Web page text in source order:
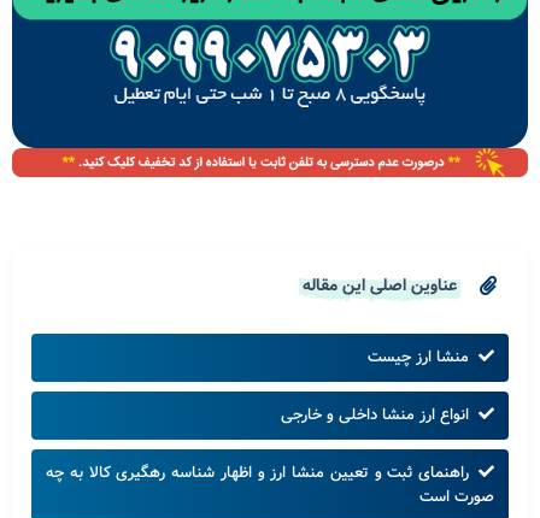
عناوین اصلی این مقاله
منشا ارز چیست
انواع ارز منشا داخلی و خارجی
راهنمای ثبت و تعیین منشا ارز و اظهار شناسه رهگیری کالا به چه
صورت است